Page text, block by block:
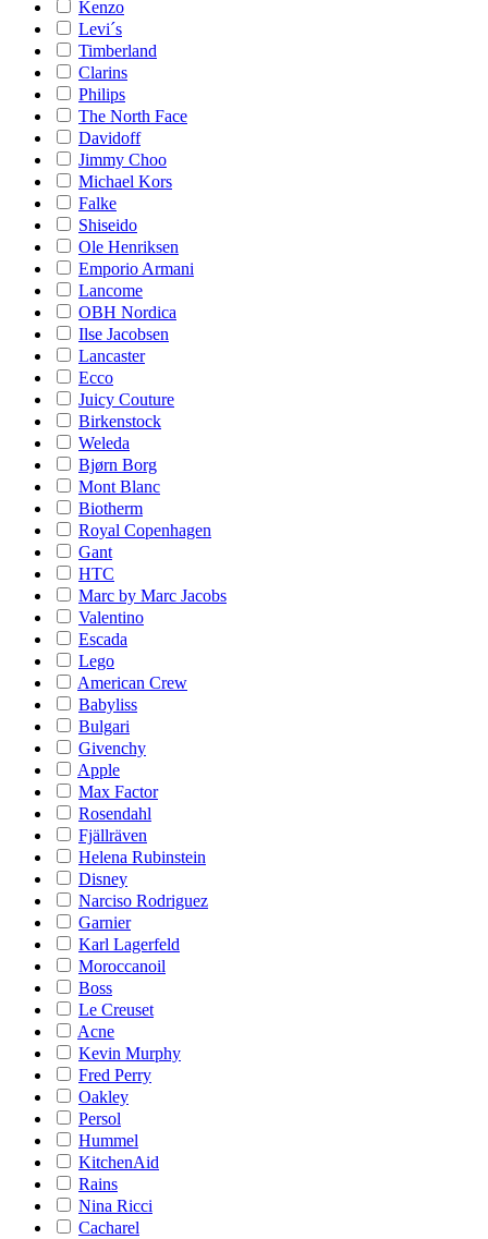
Kenzo
Levi´s
Timberland
Clarins
Philips
The North Face
Davidoff
Jimmy Choo
Michael Kors
Falke
Shiseido
Ole Henriksen
Emporio Armani
Lancome
OBH Nordica
Ilse Jacobsen
Lancaster
Ecco
Juicy Couture
Birkenstock
Weleda
Bjørn Borg
Mont Blanc
Biotherm
Royal Copenhagen
Gant
HTC
Marc by Marc Jacobs
Valentino
Escada
Lego
American Crew
Babyliss
Bulgari
Givenchy
Apple
Max Factor
Rosendahl
Fjällräven
Helena Rubinstein
Disney
Narciso Rodriguez
Garnier
Karl Lagerfeld
Moroccanoil
Boss
Le Creuset
Acne
Kevin Murphy
Fred Perry
Oakley
Persol
Hummel
KitchenAid
Rains
Nina Ricci
Cacharel